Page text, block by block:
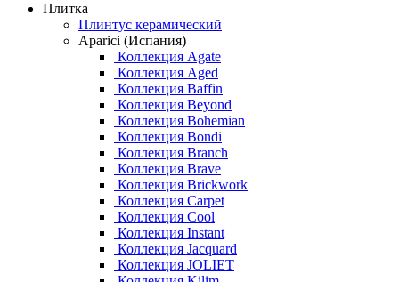
Плитка
Плинтус керамический
Aparici (Испания)
Коллекция Agate
Коллекция Aged
Коллекция Baffin
Коллекция Beyond
Коллекция Bohemian
Коллекция Bondi
Коллекция Branch
Коллекция Brave
Коллекция Brickwork
Коллекция Carpet
Коллекция Cool
Коллекция Instant
Коллекция Jacquard
Коллекция JOLIET